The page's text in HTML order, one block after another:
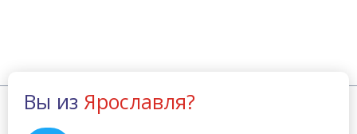
Вы из Ярославля?
Главная Новости Будущие звезды ХК Локомотив